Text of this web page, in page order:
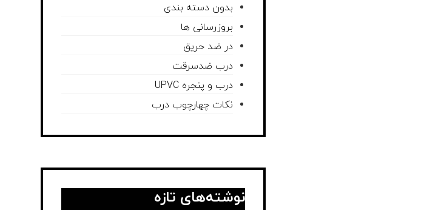
بدون دسته بندی
بروزرسانی ها
در ضد حریق
درب ضدسرقت
درب و پنجره UPVC
نکات چهارچوب درب
نوشته‌های تازه